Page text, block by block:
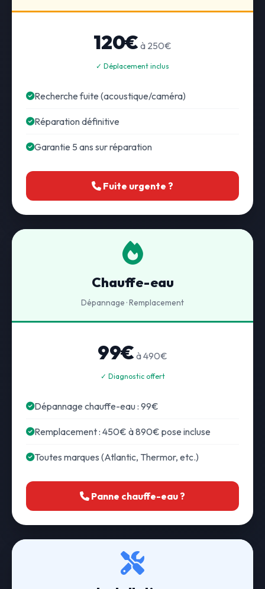
120€ à 250€
✓ Déplacement inclus
Recherche fuite (acoustique/caméra)
Réparation définitive
Garantie 5 ans sur réparation
Fuite urgente ?
Chauffe-eau
Dépannage · Remplacement
99€ à 490€
✓ Diagnostic offert
Dépannage chauffe-eau : 99€
Remplacement : 450€ à 890€ pose incluse
Toutes marques (Atlantic, Thermor, etc.)
Panne chauffe-eau ?